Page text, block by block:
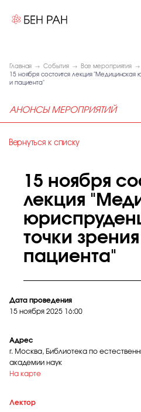
Главная События
Все мероприятия
15 ноября состоится лекция
и пациента"
АНОНСЫ МЕРОПРИЯТИЙ
Вернуться к списку
15 ноября
лекция
точки
пациента"
Дата проведения
15 ноября 2025 16 :00
Адрес
г. Москва, Библиотека по
академии наук
На карте
Лектор